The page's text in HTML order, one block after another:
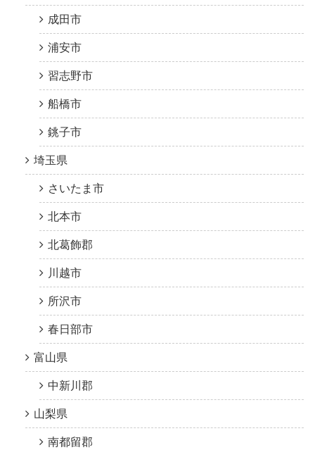
成田市
浦安市
習志野市
船橋市
銚子市
埼玉県
さいたま市
北本市
北葛飾郡
川越市
所沢市
春日部市
富山県
中新川郡
山梨県
南都留郡